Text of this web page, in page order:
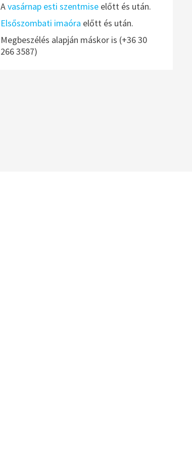
Avasárnap esti szentmise előtt és után.
Elsőszombati imaóra előtt és után.
Megbeszélés alapján máskor is (+36 30
266 3587)